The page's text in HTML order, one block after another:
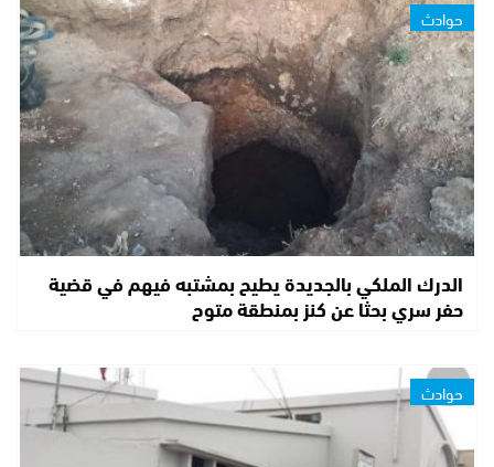
حوادث
الدرك الملكي بالجديدة يطيح بمشتبه فيهم في قضية
حفر سري بحثا عن كنز بمنطقة متوح
حوادث